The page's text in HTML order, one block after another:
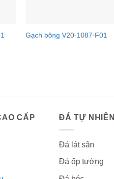
Gạch bông V20-1087-F01
CẤP ĐÁ TỰ NHIÊN
Đá lát sân
Đá ốp tường